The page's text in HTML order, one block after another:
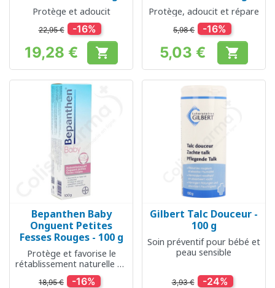
Protège et adoucit
22,95 € -16%
Prix
19,28 € 
Protège, adoucit et répare
5,98 € -16%
Prix
5,03 € 
Bepanthen Baby
Onguent Petites
Fesses Rouges - 100 g
Protège et favorise le
rétablissement naturelle de
la peau du bébé
18,95 € -16%
Gilbert Talc Douceur -
100 g
Soin préventif pour bébé et
peau sensible
3,93 € -24%